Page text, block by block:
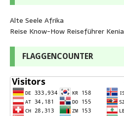
Alte Seele Afrika
Reise Know-How Reiseführer Kenia
FLAGGENCOUNTER